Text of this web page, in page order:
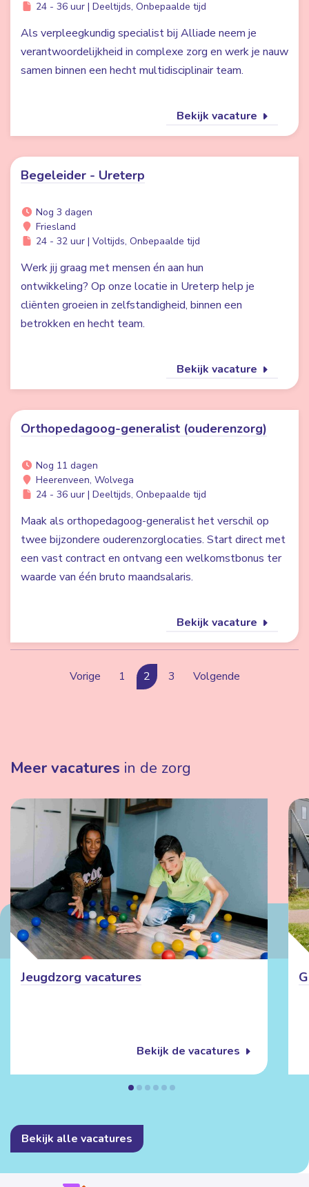
24 - 36 uur | Deeltijds, Onbepaalde tijd
Als verpleegkundig specialist bij Alliade neem je
verantwoordelijkheid in complexe zorg en werk je nauw
samen binnen een hecht multidisciplinair team.
Bekijk vacature
Begeleider - Ureterp
Nog 3 dagen
Friesland
24 - 32 uur | Voltijds, Onbepaalde tijd
Werk jij graag met mensen én aan hun
ontwikkeling? Op onze locatie in Ureterp help je
cliënten groeien in zelfstandigheid, binnen een
betrokken en hecht team.
Bekijk vacature
Orthopedagoog-generalist (ouderenzorg)
Nog 11 dagen
Heerenveen, Wolvega
24 - 36 uur | Deeltijds, Onbepaalde tijd
Maak als orthopedagoog-generalist het verschil op
twee bijzondere ouderenzorglocaties. Start direct met
een vast contract en ontvang een welkomstbonus ter
waarde van één bruto maandsalaris.
Bekijk vacature
Vorige 1 2 3 Volgende
Meer vacatures in de zorg
Jeugdzorg vacatures
Bekijk de vacatures
Bekijk alle vacatures